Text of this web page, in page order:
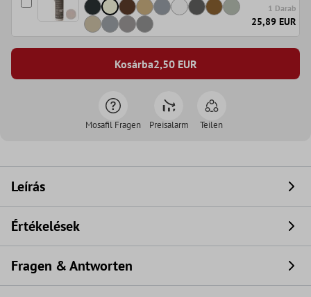
1 Darab
25,89 EUR
Kosárba2,50EUR
Mosafil Fragen Preisalarm Teilen
Leírás
Értékelések
Fragen & Antworten